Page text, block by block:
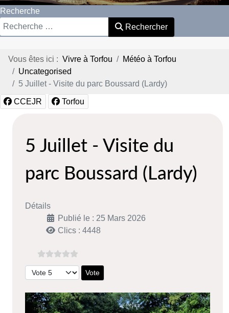
Recherche
Rechercher
Vous êtes ici : Vivre à Torfou
Météo à Torfou
Uncategorised
5 Juillet - Visite du parc Boussard (Lardy)
CCEJR Torfou
5 Juillet - Visite du
parc Boussard (Lardy)
Détails
Publié le : 25 Mars 2026
Clics : 4448
Veuillez voter